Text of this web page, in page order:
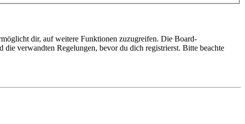
dir, auf weitere Funktionen zuzugreifen. Die Board-
verwandten Regelungen, bevor du dich registrierst. Bitte beachte